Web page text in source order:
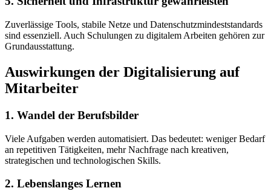
Zuverlässige Tools, stabile Netze und Datenschutzmindeststandards
sind essenziell. Auch Schulungen zu digitalem Arbeiten gehören zur
Grundausstattung.
Auswirkungen der Digitalisierung auf
Mitarbeiter
1. Wandel der Berufsbilder
Viele Aufgaben werden automatisiert. Das bedeutet: weniger Bedarf
an repetitiven Tätigkeiten, mehr Nachfrage nach kreativen,
strategischen und technologischen Skills.
2. Lebenslanges Lernen